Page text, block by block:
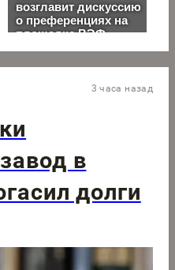
3 часа назад
в
долги